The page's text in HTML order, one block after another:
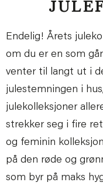
Endelig! Årets
om du er en som
venter til langt ut i
julestemningen i
julekolleksjoner
strekker seg i fire
og feminin
på den røde og
som byr på maks